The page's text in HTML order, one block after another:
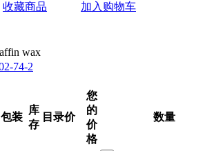
收藏商品
加入购物车
wax
74-2
包装
库
存
目录价
您
的
价
格
数量